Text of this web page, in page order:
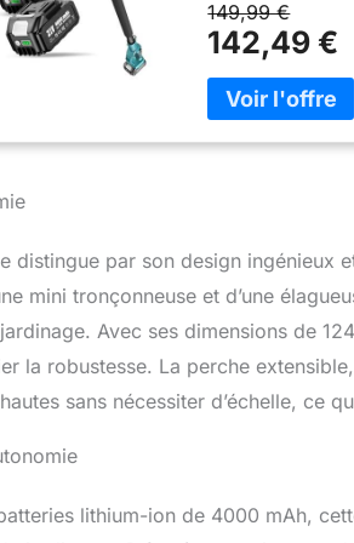
2,74 m, vous
différents
simple et plus
optimales :
performance,
d’entretien, tout
Ajustez
adieu aux
coupe de 8
pouvez couper
un outil
tronçonneuse
réduisant la
comme pour les
149,99 €
142,49 €
distingue par son design
mini tronçonneuse et d’une
Avec ses dimensions de
la robustesse. La perche
sans nécessiter d’échelle, ce
lithium-ion de 4000 mAh,